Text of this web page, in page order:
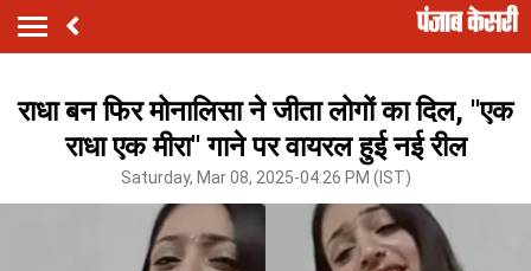
राधा बन फिर मोनालिसा ने जीता लोगों का दिल, ''एक
राधा एक मीरा'' गाने पर वायरल हुई नई रील
Saturday, Mar 08, 2025-04:26 PM (IST)